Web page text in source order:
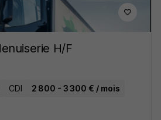
H/F
CDI 2 800 - 3 300 € / mois